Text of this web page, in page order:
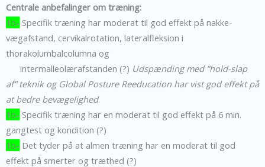
Centrale anbefalinger om træning:
1b- Specifik træning har moderat til god effekt på nakke-
vægafstand, cervikalrotation, lateralfleksion i
thorakolumbalcolumna og
intermalleolærafstanden (?) Udspænding med ”hold-slap
af” teknik og Global Posture Reeducation har vist god effekt på
at bedre bevægelighed.
1b- Specifik træning har en moderat til god effekt på 6 min.
gangtest og kondition (?)
1b- Det tyder på at almen træning har en moderat til god
effekt på smerter og træthed (?)